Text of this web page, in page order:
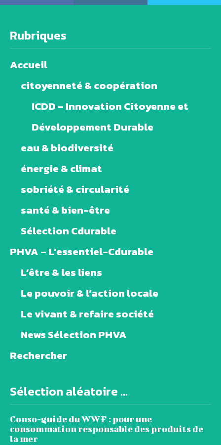
Rubriques
Accueil
citoyenneté & coopération
ICDD – Innovation Citoyenne et
Développement Durable
eau & biodiversité
énergie & climat
sobriété & circularité
santé & bien-être
Sélection Cdurable
PHVA – L’essentiel-Cdurable
L’être & les liens
Le pouvoir & l’action locale
Le vivant & refaire société
News Sélection PHVA
Rechercher
Sélection aléatoire ...
Conso-guide du WWF : pour une
consommation responsable des produits de
la mer